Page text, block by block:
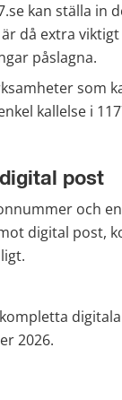
kan ställa in
då extra
påslagna.
som
kallelse i
post
och
digital post,
2026.